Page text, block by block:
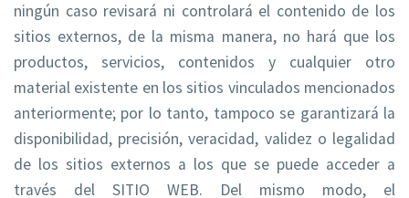
ningún caso revisará ni controlará el contenido de los
sitios externos, de la misma manera, no hará que los
productos, servicios, contenidos y cualquier otro
material existente en los sitios vinculados mencionados
anteriormente; por lo tanto, tampoco se garantizará la
disponibilidad, precisión, veracidad, validez o legalidad
de los sitios externos a los que se puede acceder a
través del SITIO WEB. Del mismo modo, el